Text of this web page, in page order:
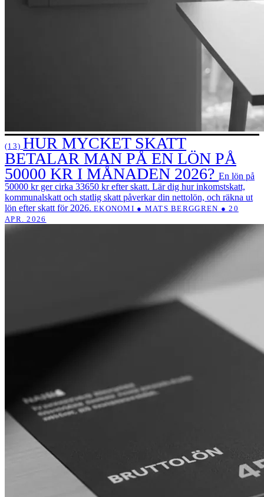
(13) HUR MYCKET SKATT
BETALAR MAN PÅ EN LÖN PÅ
50000 KR I MÅNADEN 2026? En lön på
50000 kr ger cirka 33650 kr efter skatt. Lär dig hur inkomstskatt,
kommunalskatt och statlig skatt påverkar din nettolön, och räkna ut
lön efter skatt för 2026. EKONOMI ● MATS BERGGREN ● 20
APR. 2026